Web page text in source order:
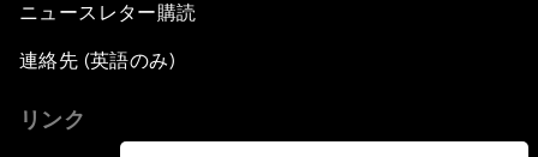
ニュースレター購読
連絡先 (英語のみ)
リンク